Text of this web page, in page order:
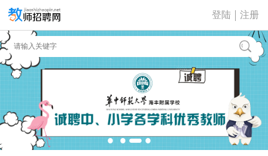
登陆 注册